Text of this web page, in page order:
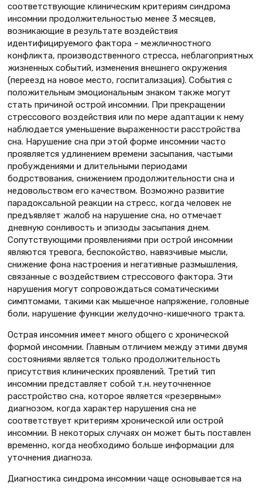
соответствующие клиническим критериям синдрома
инсомнии продолжительностью менее 3 месяцев,
возникающие в результате воздействия
идентифицируемого фактора – межличностного
конфликта, производственного стресса, неблагоприятных
жизненных событий, изменения внешнего окружения
(переезд на новое место, госпитализация). События с
положительным эмоциональным знаком также могут
стать причиной острой инсомнии. При прекращении
стрессового воздействия или по мере адаптации к нему
наблюдается уменьшение выраженности расстройства
сна. Нарушение сна при этой форме инсомнии часто
проявляется удлинением времени засыпания, частыми
пробуждениями и длительными периодами
бодрствования, снижением продолжительности сна и
недовольством его качеством. Возможно развитие
парадоксальной реакции на стресс, когда человек не
предъявляет жалоб на нарушение сна, но отмечает
дневную сонливость и эпизоды засыпания днем.
Сопутствующими проявлениями при острой инсомнии
являются тревога, беспокойство, навязчивые мысли,
снижение фона настроения и негативные размышления,
связанные с воздействием стрессового фактора. Эти
нарушения могут сопровождаться соматическими
симптомами, такими как мышечное напряжение, головные
боли, нарушение функции желудочно-кишечного тракта.
Острая инсомния имеет много общего с хронической
формой инсомнии. Главным отличием между этими двумя
состояниями является только продолжительность
присутствия клинических проявлений. Третий тип
инсомнии представляет собой т.н. неуточненное
расстройство сна, которое является «резервным»
диагнозом, когда характер нарушения сна не
соответствует критериям хронической или острой
инсомнии. В некоторых случаях он может быть поставлен
временно, когда необходимо больше информации для
уточнения диагноза.
Диагностика синдрома инсомнии чаще основывается на